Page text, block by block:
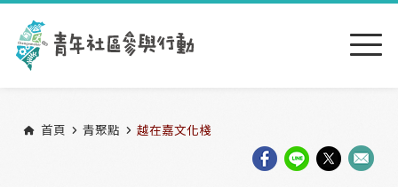
跳到主要內容區塊
首頁 青聚點 越在嘉文化棧